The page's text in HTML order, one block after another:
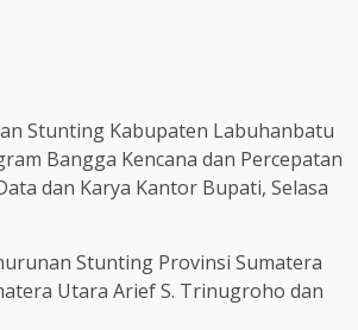
Stunting Kabupaten Labuhanbatu
Bangga Kencana dan Percepatan
dan Karya Kantor Bupati, Selasa
Stunting Provinsi Sumatera
Utara Arief S. Trinugroho dan